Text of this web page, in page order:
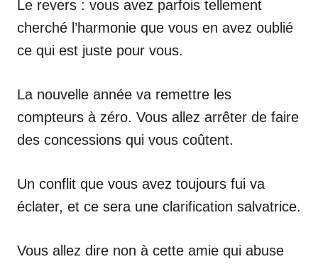
Le revers : vous avez parfois tellement
cherché l’harmonie que vous en avez oublié
ce qui est juste pour vous.
La nouvelle année va remettre les
compteurs à zéro. Vous allez arrêter de faire
des concessions qui vous coûtent.
Un conflit que vous avez toujours fui va
éclater, et ce sera une clarification salvatrice.
Vous allez dire non à cette amie qui abuse